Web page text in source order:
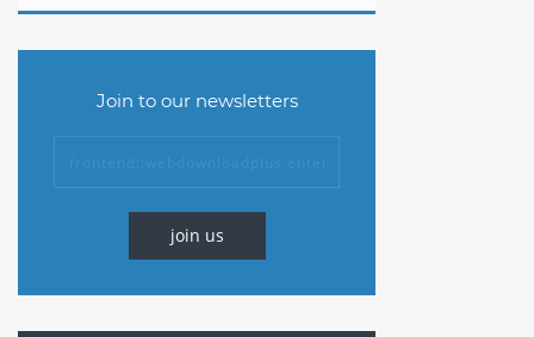
Join to our newsletters
join us